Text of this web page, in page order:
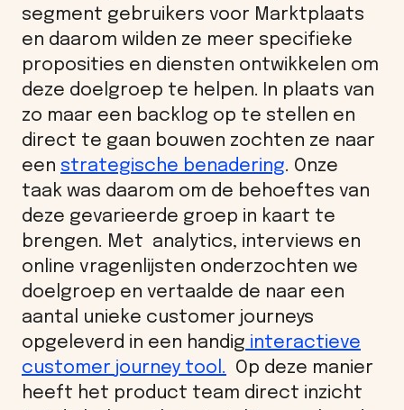
segment gebruikers voor Marktplaats
en daarom wilden ze meer specifieke
proposities en diensten ontwikkelen om
deze doelgroep te helpen. In plaats van
zo maar een backlog op te stellen en
direct te gaan bouwen zochten ze naar
een strategische benadering. Onze
taak was daarom om de behoeftes van
deze gevarieerde groep in kaart te
brengen. Met analytics, interviews en
online vragenlijsten onderzochten we
doelgroep en vertaalde de naar een
aantal unieke customer journeys
opgeleverd in een handig interactieve
customer journey tool. Op deze manier
heeft het product team direct inzicht